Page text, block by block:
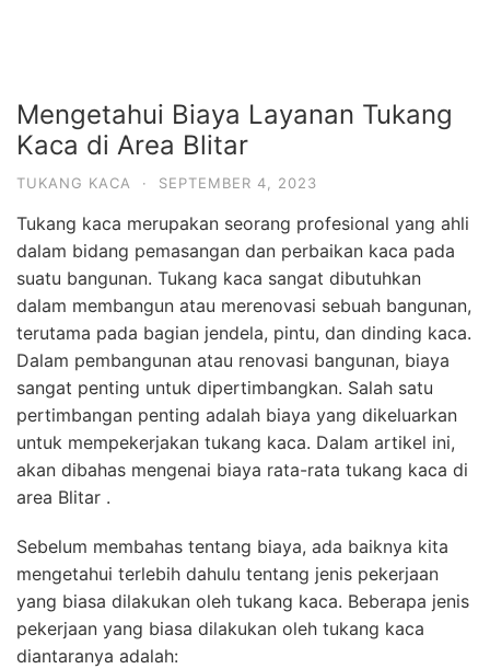
Mengetahui Biaya Layanan Tukang
Kaca di Area Blitar
TUKANG KACA · SEPTEMBER 4, 2023
Tukang kaca merupakan seorang profesional yang ahli
dalam bidang pemasangan dan perbaikan kaca pada
suatu bangunan. Tukang kaca sangat dibutuhkan
dalam membangun atau merenovasi sebuah bangunan,
terutama pada bagian jendela, pintu, dan dinding kaca.
Dalam pembangunan atau renovasi bangunan, biaya
sangat penting untuk dipertimbangkan. Salah satu
pertimbangan penting adalah biaya yang dikeluarkan
untuk mempekerjakan tukang kaca. Dalam artikel ini,
akan dibahas mengenai biaya rata-rata tukang kaca di
area Blitar .
Sebelum membahas tentang biaya, ada baiknya kita
mengetahui terlebih dahulu tentang jenis pekerjaan
yang biasa dilakukan oleh tukang kaca. Beberapa jenis
pekerjaan yang biasa dilakukan oleh tukang kaca
diantaranya adalah: